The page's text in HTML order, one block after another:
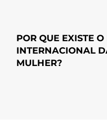
POR QUE EXISTE
INTERNACIONAL
MULHER?